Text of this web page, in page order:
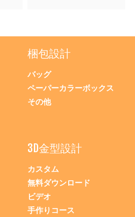
梱包設計
バッグ
ペーパーカラーボックス
その他
3D金型設計
カスタム
無料ダウンロード
ビデオ
手作りコース